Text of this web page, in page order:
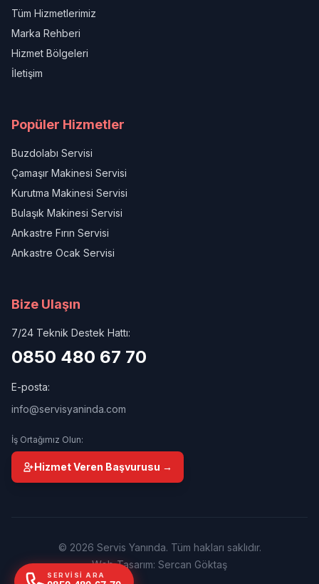
Tüm Hizmetlerimiz
Marka Rehberi
Hizmet Bölgeleri
İletişim
Popüler Hizmetler
Buzdolabı Servisi
Çamaşır Makinesi Servisi
Kurutma Makinesi Servisi
Bulaşık Makinesi Servisi
Ankastre Fırın Servisi
Ankastre Ocak Servisi
Bize Ulaşın
7/24 Teknik Destek Hattı:
0850 480 67 70
E-posta:
info@servisyaninda.com
İş Ortağımız Olun:
Hizmet Veren Başvurusu →
© 2026 Servis Yanında. Tüm hakları saklıdır.
Web Tasarım: Sercan Göktaş
SERVISI ARA